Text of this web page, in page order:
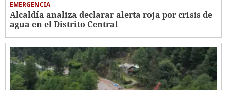
EMERGENCIA
Alcaldía analiza declarar alerta roja por crisis de
agua en el Distrito Central